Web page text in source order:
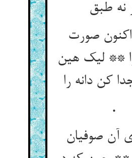
نه طبق‏
صورت
را ** لیک هین
کن دانه را
.
آن صوفیان